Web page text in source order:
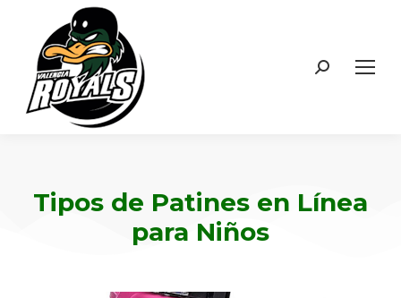
Tipos de Patines en Línea
para Niños